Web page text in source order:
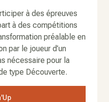
à des épreuves
à des compétitions
préalable en
par le joueur d’un
nécessaire pour la
type Découverte.